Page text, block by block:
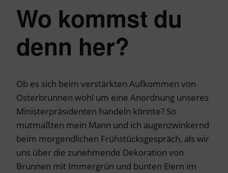
Wo kommst du
denn her?
Ob es sich beim verstärkten Aufkommen von
Osterbrunnen wohl um eine Anordnung unseres
Ministerpräsidenten handeln könnte? So
mutmaßten mein Mann und ich augenzwinkernd
beim morgendlichen Frühstücksgespräch, als wir
uns über die zunehmende Dekoration von
Brunnen mit Immergrün und bunten Eiern im